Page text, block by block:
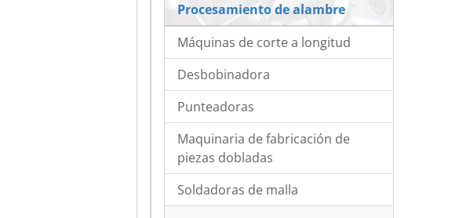
Procesamiento de alambre
Máquinas de corte a longitud
Desbobinadora
Punteadoras
Maquinaria de fabricación de
piezas dobladas
Soldadoras de malla